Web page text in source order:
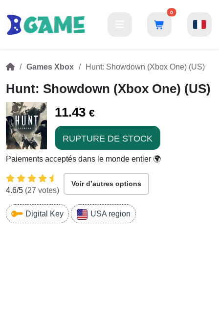
0
Games Xbox Hunt: Showdown (Xbox One) (US)
Hunt: Showdown (Xbox One) (US)
11.43 €
RUPTURE DE STOCK
Paiements acceptés dans le monde entier 🌍
4.6/5 (27 votes)
Voir d’autres options
Digital Key USA region